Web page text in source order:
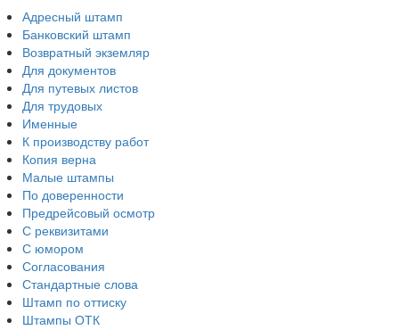
Адресный штамп
Банковский штамп
Возвратный экземляр
Для документов
Для путевых листов
Для трудовых
Именные
К производству работ
Копия верна
Малые штампы
По доверенности
Предрейсовый осмотр
С реквизитами
С юмором
Согласования
Стандартные слова
Штамп по оттиску
Штампы ОТК